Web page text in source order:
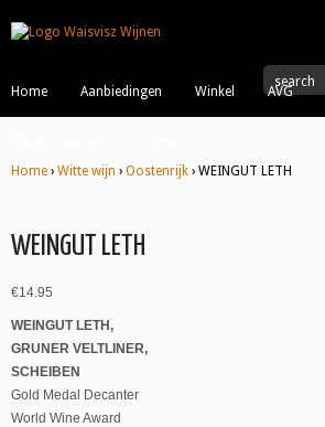
Home Aanbiedingen Winkel AVG
search
Home › Witte wijn › Oostenrijk › WEINGUT LETH
WEINGUT LETH
€14.95
WEINGUT LETH,
GRUNER VELTLINER,
SCHEIBEN
Gold Medal Decanter
World Wine Award